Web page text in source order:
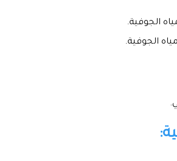
الجوفية.
الجوفية.